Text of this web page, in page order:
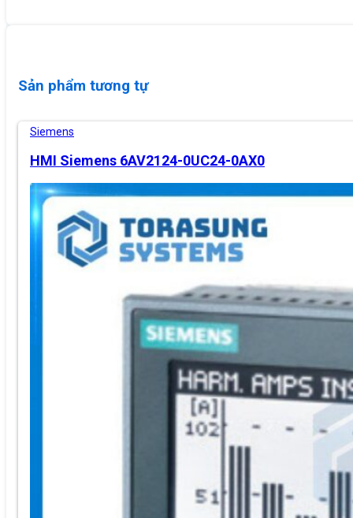
Sản phẩm tương tự
Siemens
HMI Siemens 6AV2124-0UC24-0AX0